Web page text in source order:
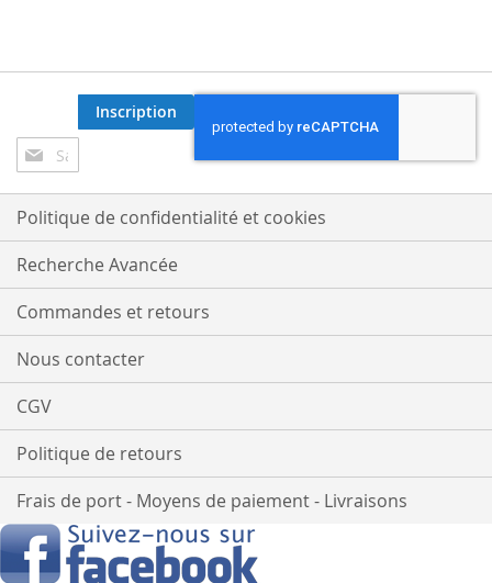
Inscription
à
notre
lettre
d’information
:
Inscription
Politique de confidentialité et cookies
Recherche Avancée
Commandes et retours
Nous contacter
CGV
Politique de retours
Frais de port - Moyens de paiement - Livraisons